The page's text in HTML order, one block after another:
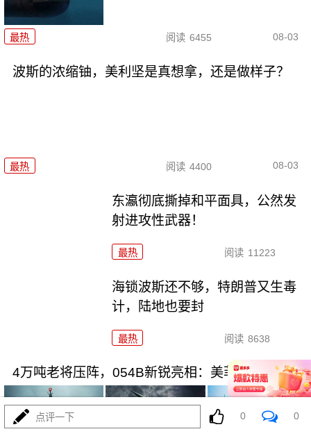
最热 阅读 6455 08-03
波斯的浓缩铀，美利坚是真想拿，还是做样子？
最热 阅读 4400 08-03
东瀛彻底撕掉和平面具，公然发
射进攻性武器！
最热 阅读 11223
海锁波斯还不够，特朗普又生毒
计，陆地也要封
最热 阅读 8638
4万吨老将压阵，054B新锐亮相：美菲仔细品品
点评一下 0 0